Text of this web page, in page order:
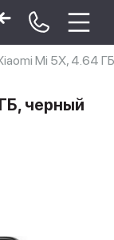
Mi 5X, 4.64
черный